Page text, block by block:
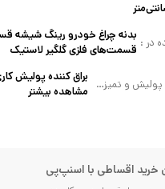
در : بدنه چراغ خودرو رینگ شیشه
قسمت‌های فلزی گلگیر لاستیک
ویژگی‌های واکس، پولیش و تمیزکننده :
براق کننده پولیش
مشاهده بیشتر
خرید اقساطی با اسنپ‌پی